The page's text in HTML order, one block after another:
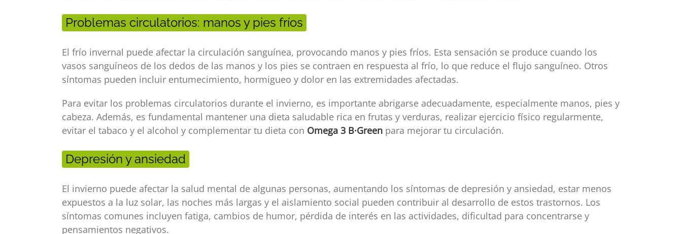
Problemas circulatorios: manos y pies fríos
El frío invernal puede afectar la circulación sanguínea, provocando manos y pies fríos. Esta sensación se produce cuando los
vasos sanguíneos de los dedos de las manos y los pies se contraen en respuesta al frío, lo que reduce el flujo sanguíneo. Otros
síntomas pueden incluir entumecimiento, hormigueo y dolor en las extremidades afectadas.
Para evitar los problemas circulatorios durante el invierno, es importante abrigarse adecuadamente, especialmente manos, pies y
cabeza. Además, es fundamental mantener una dieta saludable rica en frutas y verduras, realizar ejercicio físico regularmente,
evitar el tabaco y el alcohol y complementar tu dieta con Omega 3 B·Greenpara mejorar tu circulación.
Depresión y ansiedad
El invierno puede afectar la salud mental de algunas personas, aumentando los síntomas de depresión y ansiedad, estar menos
expuestos a la luz solar, las noches más largas y el aislamiento social pueden contribuir al desarrollo de estos trastornos. Los
síntomas comunes incluyen fatiga, cambios de humor, pérdida de interés en las actividades, dificultad para concentrarse y
pensamientos negativos.